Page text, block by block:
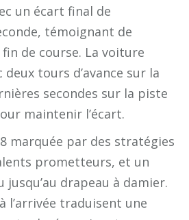
un écart final de
témoignant de
de course. La voiture
deux tours d’avance sur la
secondes sur la piste
maintenir l’écart.
marquée par des stratégies
prometteurs, et un
jusqu’au drapeau à damier.
l’arrivée traduisent une